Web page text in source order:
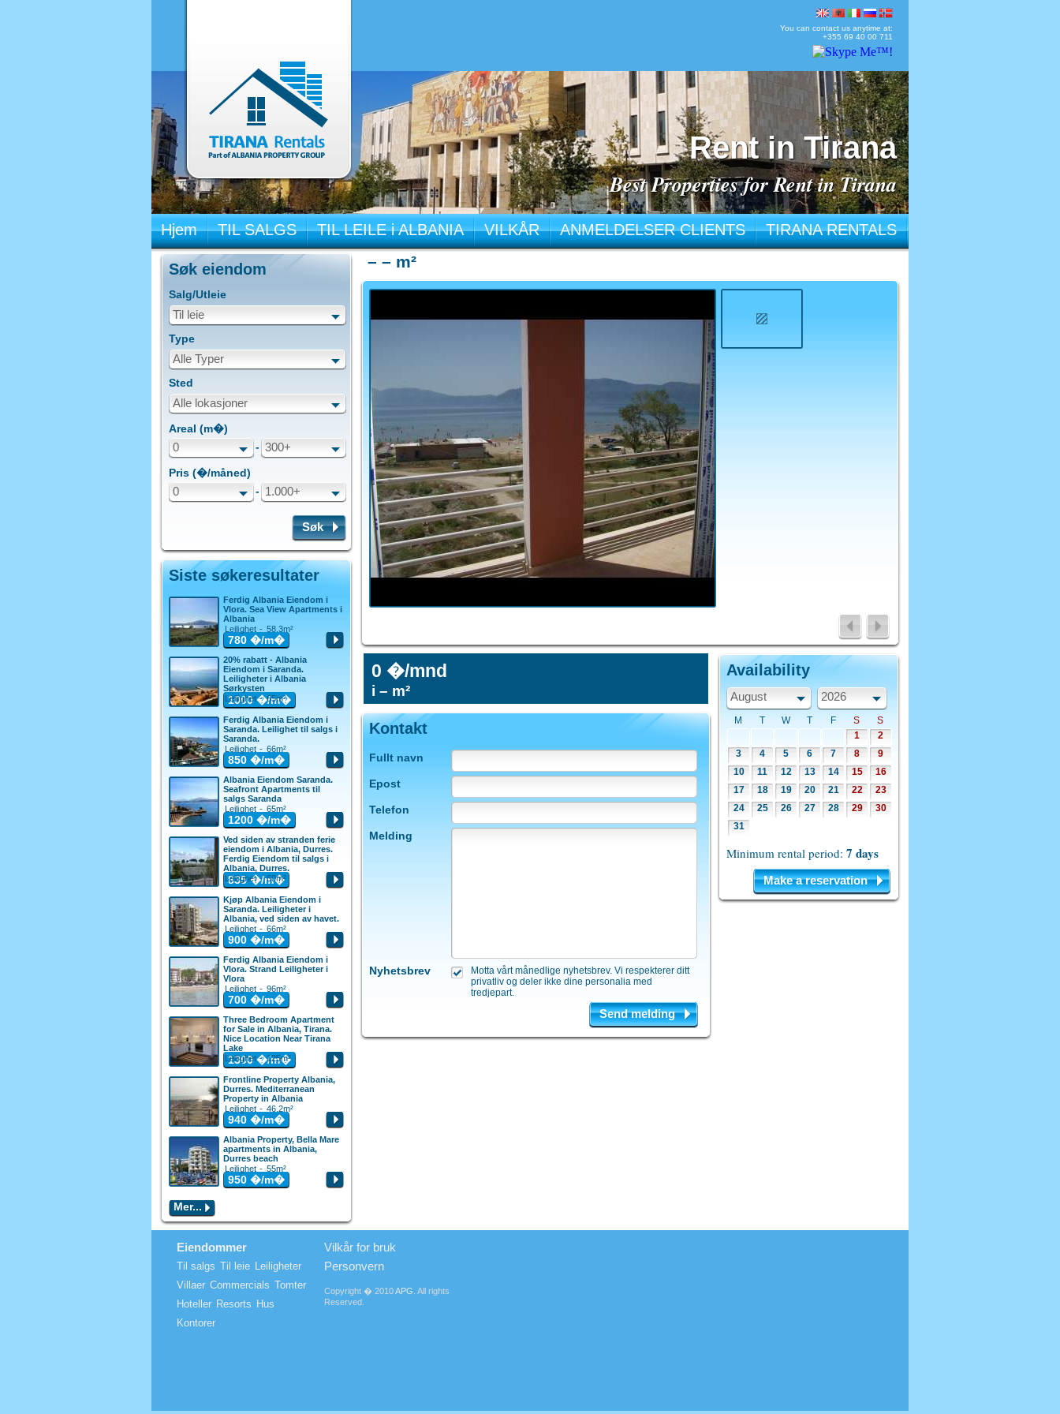
You can contact us anytime at:
+355 69 40 00 711
Rent in Tirana
Best Properties for Rent in Tirana
Hjem TIL SALGS TIL LEILE i ALBANIA VILKÅR ANMELDELSER CLIENTS TIRANA RENTALS
– – m²
0 �/mnd
i – m²
Kontakt
Fullt navn
Epost
Telefon
Melding
Nyhetsbrev
Motta vårt månedlige nyhetsbrev. Vi respekterer ditt
privatliv og deler ikke dine personalia med
tredjepart.
Send melding
Availability
August 2026
M T W T F S
S
1
2
3
4 5 6 7 8
9
10
11 12 13 14 15
16
17
18 19 20 21 22
23
24
25 26 27 28 29
30
31
Minimum rental period: 7 days
Make a reservation
Søk eiendom
Salg/Utleie
Til leie
Type
Alle Typer
Sted
Alle lokasjoner
Areal (m�)
0 - 300+
Pris (�/måned)
0 - 1.000+
Søk
Siste søkeresultater
Ferdig Albania Eiendom i
Vlora. Sea View Apartments i
Albania
Leilighet - 58.3m²
780 �/m�
20% rabatt - Albania
Eiendom i Saranda.
Leiligheter i Albania
Sørkysten
Leilighet - 65m²
1000�/m�
Ferdig Albania Eiendom i
Saranda. Leilighet til salgs i
Saranda.
Leilighet - 66m²
850 �/m�
Albania Eiendom Saranda.
Seafront Apartments til
salgs Saranda
Leilighet - 65m²
1200 �/m�
Ved siden av stranden ferie
eiendom i Albania, Durres.
Ferdig Eiendom til salgs i
Albania, Durres.
Leilighet - 60m²
835�/m�
Kjøp Albania Eiendom i
Saranda. Leiligheter i
Albania, ved siden av havet.
Leilighet - 66m²
900 �/m�
Ferdig Albania Eiendom i
Vlora. Strand Leiligheter i
Vlora
Leilighet - 96m²
700 �/m�
Three Bedroom Apartment
for Sale in Albania, Tirana.
Nice Location Near Tirana
Lake
Leilighet - 125m²
1300�/m�
Frontline Property Albania,
Durres. Mediterranean
Property in Albania
Leilighet - 46.2m²
940 �/m�
Albania Property, Bella Mare
apartments in Albania,
Durres beach
Leilighet - 55m²
950 �/m�
Mer...
Eiendommer
Til salgs Til leie Leiligheter
Villaer Commercials Tomter
Hoteller Resorts Hus
Kontorer
Vilkår for bruk
Personvern
Copyright � 2010APG . All rights
Reserved.